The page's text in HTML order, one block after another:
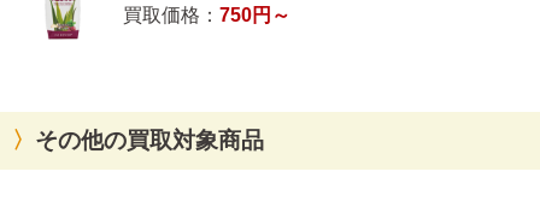
買取価格： 750円～
その他の買取対象商品